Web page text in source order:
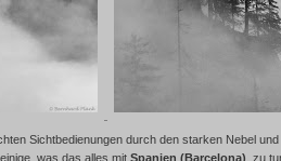
Sichtbedienungen durch den starken Nebel
was das alles mit Spanien (Barcelona) zu